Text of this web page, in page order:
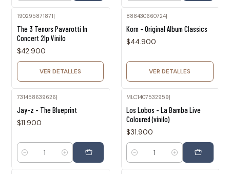
190295871871
The 3 Tenors Pavarotti In
Concert 2lp Vinilo
$42.900
VER DETALLES
888430660724
Korn - Original Album Classics
$44.900
VER DETALLES
731458639626|
Jay-z - The Blueprint
$11.900
Cantidad
MLC1407532959|
Los Lobos - La Bamba Live
Coloured (vinilo)
$31.900
Cantidad